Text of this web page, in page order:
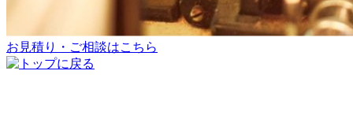
お見積り・ご相談はこちら